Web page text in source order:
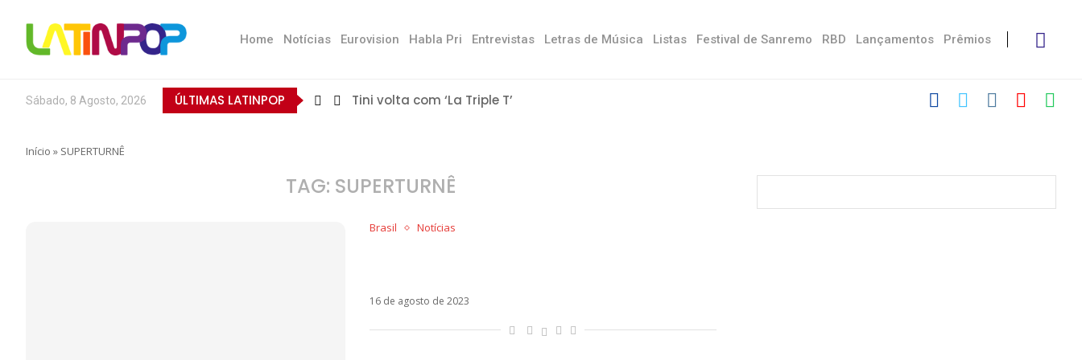
Home Notícias Eurovision Habla Pri Entrevistas Letras de Música Listas Festival de Sanremo RBD Lançamentos Prêmios
Sábado, 8 Agosto, 2026 ÚLTIMAS LATINPOP Tini volta com ‘La Triple T’
Início » SUPERTURNÊ
TAG: SUPERTURNÊ
Brasil Notícias
16 de agosto de 2023